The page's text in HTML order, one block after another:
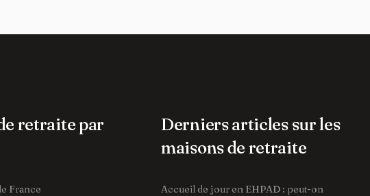
retraite par
France
Derniers articles sur les
maisons de retraite
Accueil de jour en EHPAD : peut-on